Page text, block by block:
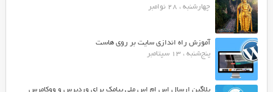
چهارشنبه ، 28 نوامبر
آموزش راه اندازی سایت بر روی هاست
پنج‌شنبه ، 13 سپتامبر
پلاگین ارسال اس ام اس ملی پیامک برای وردپرس و ووکامرس